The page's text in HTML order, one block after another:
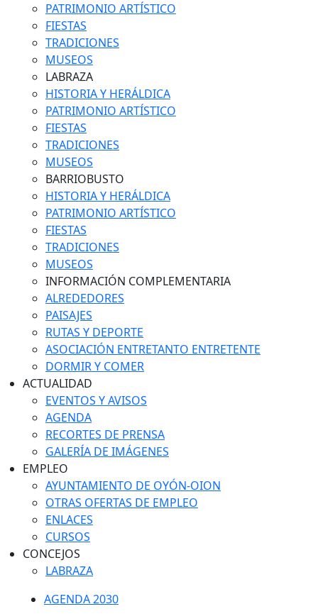
PATRIMONIO ARTÍSTICO
FIESTAS
TRADICIONES
MUSEOS
LABRAZA
HISTORIA Y HERÁLDICA
PATRIMONIO ARTÍSTICO
FIESTAS
TRADICIONES
MUSEOS
BARRIOBUSTO
HISTORIA Y HERÁLDICA
PATRIMONIO ARTÍSTICO
FIESTAS
TRADICIONES
MUSEOS
INFORMACIÓN COMPLEMENTARIA
ALREDEDORES
PAISAJES
RUTAS Y DEPORTE
ASOCIACIÓN ENTRETANTO ENTRETENTE
DORMIR Y COMER
ACTUALIDAD
EVENTOS Y AVISOS
AGENDA
RECORTES DE PRENSA
GALERÍA DE IMÁGENES
EMPLEO
AYUNTAMIENTO DE OYÓN-OION
OTRAS OFERTAS DE EMPLEO
ENLACES
CURSOS
CONCEJOS
LABRAZA
AGENDA 2030